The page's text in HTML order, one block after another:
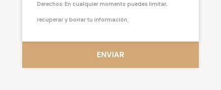
Derechos: En cualquier momento puedes limitar,
recuperar y borrar tu información.